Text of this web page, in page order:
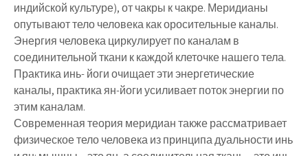
индийской культуре), от чакры к чакре. Меридианы
опутывают тело человека как оросительные каналы.
Энергия человека циркулирует по каналам в
соединительной ткани к каждой клеточке нашего тела.
Практика инь- йоги очищает эти энергетические
каналы, практика ян-йоги усиливает поток энергии по
этим каналам.
Современная теория меридиан также рассматривает
физическое тело человека из принципа дуальности инь